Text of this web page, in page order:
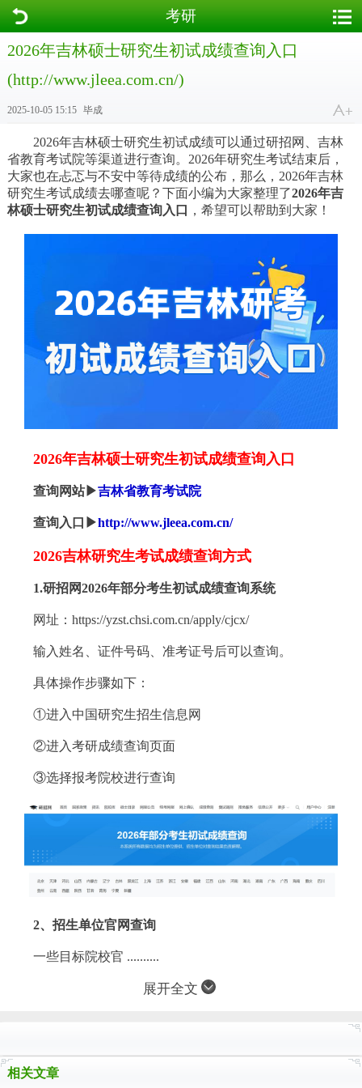
考研
2026年吉林硕士研究生初试成绩查询入口
(http://www.jleea.com.cn/)
2025-10-05 15:15 毕成
2026年吉林硕士研究生初试成绩可以通过研招网、吉林
省教育考试院等渠道进行查询。2026年研究生考试结束后，
大家也在忐忑与不安中等待成绩的公布，那么，2026年吉林
研究生考试成绩去哪查呢？下面小编为大家整理了2026年吉
林硕士研究生初试成绩查询入口
，希望可以帮助到大家！
2026年吉林硕士研究生初试成绩查询入口
查询网站▶吉林省教育考试院
查询入口▶http://www.jleea.com.cn/
2026吉林研究生考试成绩查询方式
1.研招网2026年部分考生初试成绩查询系统
网址：https://yzst.chsi.com.cn/apply/cjcx/
输入姓名、证件号码、准考证号后可以查询。
具体操作步骤如下：
①进入中国研究生招生信息网
②进入考研成绩查询页面
③选择报考院校进行查询
2、招生单位官网查询
一些目标院校官 ..........
展开全文
相关文章